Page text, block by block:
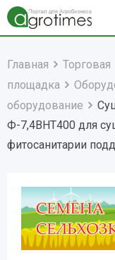
Главная
Торговая
площадка
оборудование
Ф-7,4ВНТ400 для
фитосанитарии